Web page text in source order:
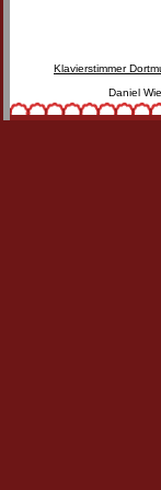
Klavierstimmer
Daniel